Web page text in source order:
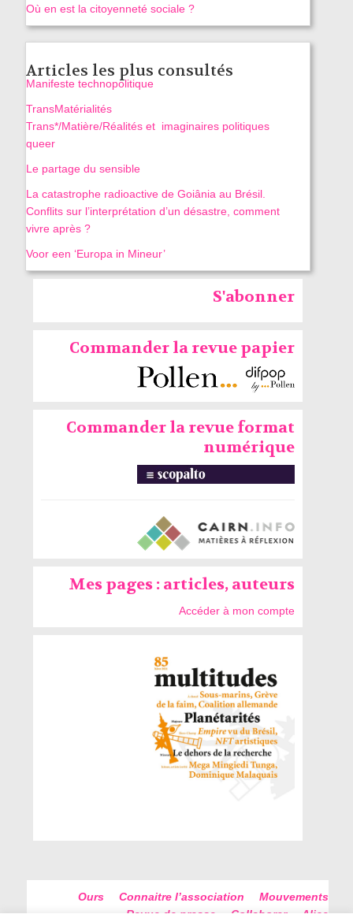
Où en est la citoyenneté sociale ?
Articles les plus consultés
Manifeste technopolitique
TransMatérialités
Trans*/Matière/Réalités et imaginaires politiques
queer
Le partage du sensible
La catastrophe radioactive de Goiânia au Brésil.
Conflits sur l’interprétation d’un désastre, comment
vivre après ?
Voor een ‘Europa in Mineur’
S'abonner
Commander la revue papier
Commander la revue format
numérique
Mes pages : articles, auteurs
Accéder à mon compte
Ours Connaitre l’association
Mouvements